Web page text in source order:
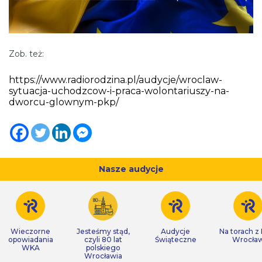
Zob. też:
https://www.radiorodzina.pl/audycje/wroclaw-
sytuacja-uchodzcow-i-praca-wolontariuszy-na-
dworcu-glownym-pkp/
Nasze audycje
Wieczorne
opowiadania
WKA
Jesteśmy stąd,
czyli 80 lat
polskiego
Wrocławia
Audycje
Świąteczne
Na torach z